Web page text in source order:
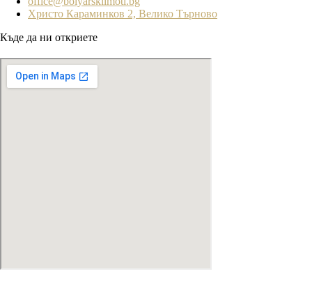
Христо Караминков 2, Велико Търново
Къде да ни откриете